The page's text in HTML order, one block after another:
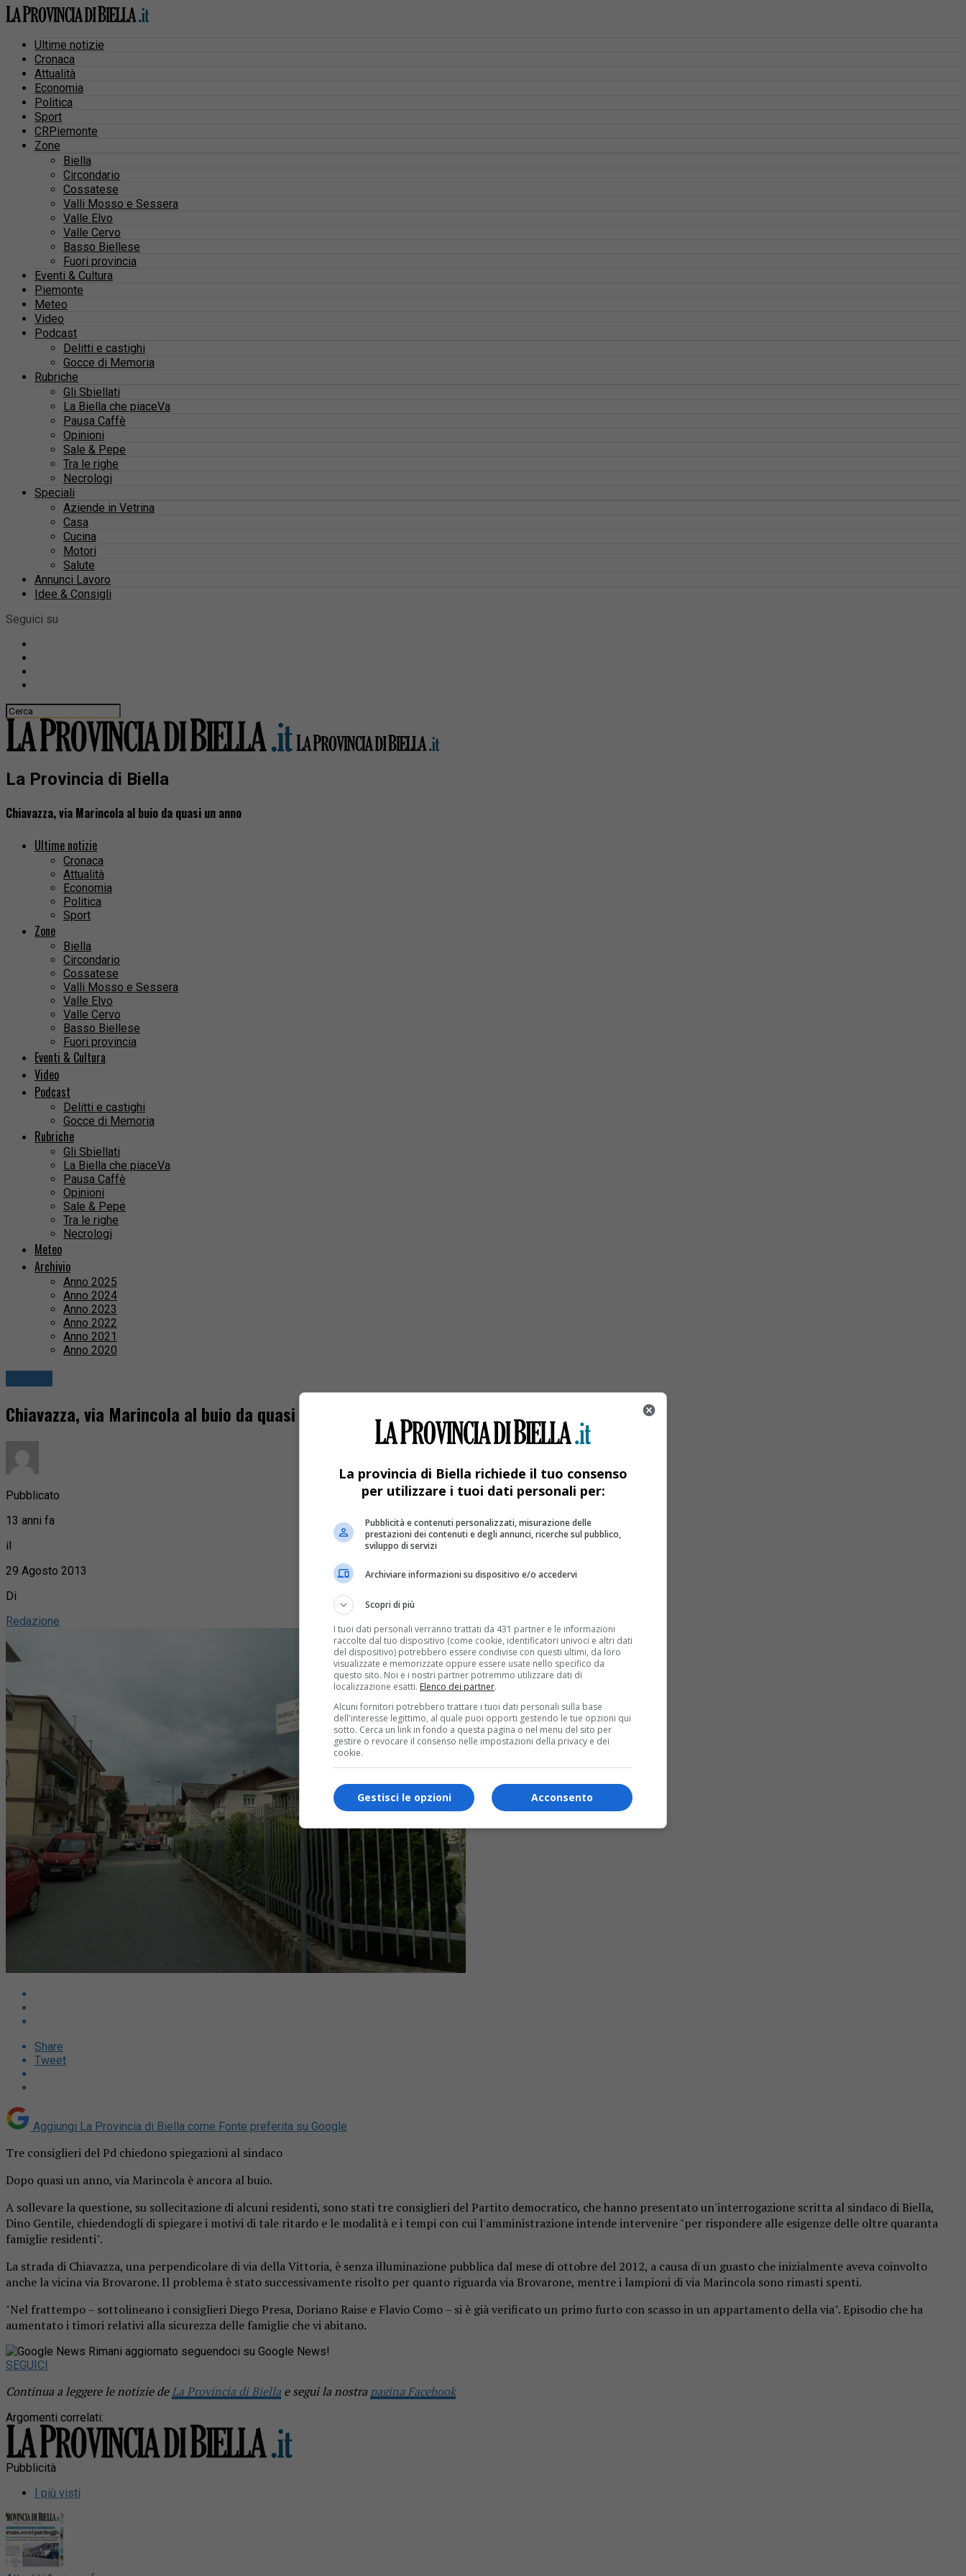
Ultime notizie
Cronaca
Attualità
Economia
Politica
Sport
CRPiemonte
Zone
Biella
Circondario
Cossatese
Valli Mosso e Sessera
Valle Elvo
Valle Cervo
Basso Biellese
Fuori provincia
Eventi & Cultura
Piemonte
Meteo
Video
Podcast
Delitti e castighi
Gocce di Memoria
Rubriche
Gli Sbiellati
La Biella che piaceVa
Pausa Caffè
Opinioni
Sale & Pepe
Tra le righe
Necrologi
Speciali
Aziende in Vetrina
Casa
Cucina
Motori
Salute
Annunci Lavoro
Idee & Consigli
Seguici su
La Provincia di Biella
Chiavazza, via Marincola al buio da quasi un anno
Ultime notizie
Cronaca
Attualità
Economia
Politica
Sport
Zone
Biella
Circondario
Cossatese
Valli Mosso e Sessera
Valle Elvo
Valle Cervo
Basso Biellese
Fuori provincia
Eventi & Cultura
Video
Podcast
Delitti e castighi
Gocce di Memoria
Rubriche
Gli Sbiellati
La Biella che piaceVa
Pausa Caffè
Opinioni
Sale & Pepe
Tra le righe
Necrologi
Meteo
Archivio
Anno 2025
Anno 2024
Anno 2023
Anno 2022
Anno 2021
Anno 2020
Chiavazza, via Marincola al buio da quasi un anno
Pubblicato
13 anni fa
il
29 Agosto 2013
Di
Redazione
Share
Tweet
Aggiungi La Provincia di Biella come Fonte preferita su Google
Tre consiglieri del Pd chiedono spiegazioni al sindaco
Dopo quasi un anno, via Marincola è ancora al buio.
A sollevare la questione, su sollecitazione di alcuni residenti, sono stati tre consiglieri del Partito democratico, che hanno presentato un'interrogazione scritta al sindaco di Biella,
Dino Gentile, chiedendogli di spiegare i motivi di tale ritardo e le modalità e i tempi con cui l'amministrazione intende intervenire "per rispondere alle esigenze delle oltre quaranta
famiglie residenti".
La strada di Chiavazza, una perpendicolare di via della Vittoria, è senza illuminazione pubblica dal mese di ottobre del 2012, a causa di un guasto che inizialmente aveva coinvolto
anche la vicina via Brovarone. Il problema è stato successivamente risolto per quanto riguarda via Brovarone, mentre i lampioni di via Marincola sono rimasti spenti.
"Nel frattempo – sottolineano i consiglieri Diego Presa, Doriano Raise e Flavio Como – si è già verificato un primo furto con scasso in un appartamento della via". Episodio che ha
aumentato i timori relativi alla sicurezza delle famiglie che vi abitano.
Rimani aggiornato seguendoci su Google News!
SEGUICI
Continua a leggere le notizie deLa Provincia di Biella e segui la nostra pagina Facebook
Argomenti correlati:
Pubblicità
I più visti
La provincia di Biella richiede il tuo consenso
per utilizzare i tuoi dati personali per:
Pubblicità e contenuti personalizzati, misurazione delle
prestazioni dei contenuti e degli annunci, ricerche sul pubblico,
sviluppo di servizi
Archiviare informazioni su dispositivo e/o accedervi
Scopri di più
I tuoi dati personali verranno trattati da 431 partner e le informazioni
raccolte dal tuo dispositivo (come cookie, identificatori univoci e altri dati
del dispositivo) potrebbero essere condivise con questi ultimi, da loro
visualizzate e memorizzate oppure essere usate nello specifico da
questo sito. Noi e i nostri partner potremmo utilizzare dati di
localizzazione esatti. Elenco dei partner.
Alcuni fornitori potrebbero trattare i tuoi dati personali sulla base
dell'interesse legittimo, al quale puoi opporti gestendo le tue opzioni qui
sotto. Cerca un link in fondo a questa pagina o nel menu del sito per
gestire o revocare il consenso nelle impostazioni della privacy e dei
cookie.
Acconsento
Gestisci le opzioni